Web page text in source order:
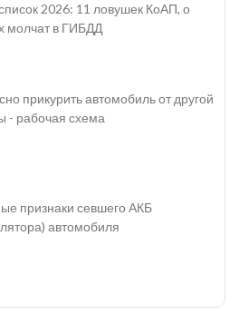
2026: 11 ловушек КоАП, о
молчат в ГИБДД
прикурить автомобиль от другой
- рабочая схема
признаки севшего АКБ
автомобиля